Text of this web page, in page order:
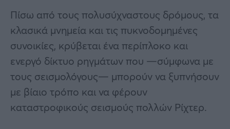
Πίσω από τους πολυσύχναστους δρόμους, τα
κλασικά μνημεία και τις πυκνοδομημένες
συνοικίες, κρύβεται ένα περίπλοκο και
ενεργό δίκτυο ρηγμάτων που —σύμφωνα με
τους σεισμολόγους— μπορούν να ξυπνήσουν
με βίαιο τρόπο και να φέρουν
καταστροφικούς σεισμούς πολλών Ρίχτερ.